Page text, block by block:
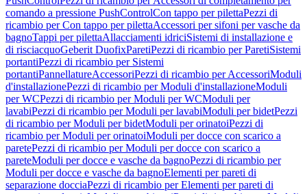
comando a pressione PushControlCon tappo per pilettaPezzi di
ricambio per Con tappo per pilettaAccessori per sifoni per vasche da
bagnoTappi per pilettaAllacciamenti idriciSistemi di installazione e
di risciacquoGeberit DuofixParetiPezzi di ricambio per ParetiSistemi
portantiPezzi di ricambio per Sistemi
portantiPannellatureAccessoriPezzi di ricambio per AccessoriModuli
d'installazionePezzi di ricambio per Moduli d'installazioneModuli
per WCPezzi di ricambio per Moduli per WCModuli per
lavabiPezzi di ricambio per Moduli per lavabiModuli per bidetPezzi
di ricambio per Moduli per bidetModuli per orinatoiPezzi di
ricambio per Moduli per orinatoiModuli per docce con scarico a
paretePezzi di ricambio per Moduli per docce con scarico a
pareteModuli per docce e vasche da bagnoPezzi di ricambio per
Moduli per docce e vasche da bagnoElementi per pareti di
separazione docciaPezzi di ricambio per Elementi per pareti di